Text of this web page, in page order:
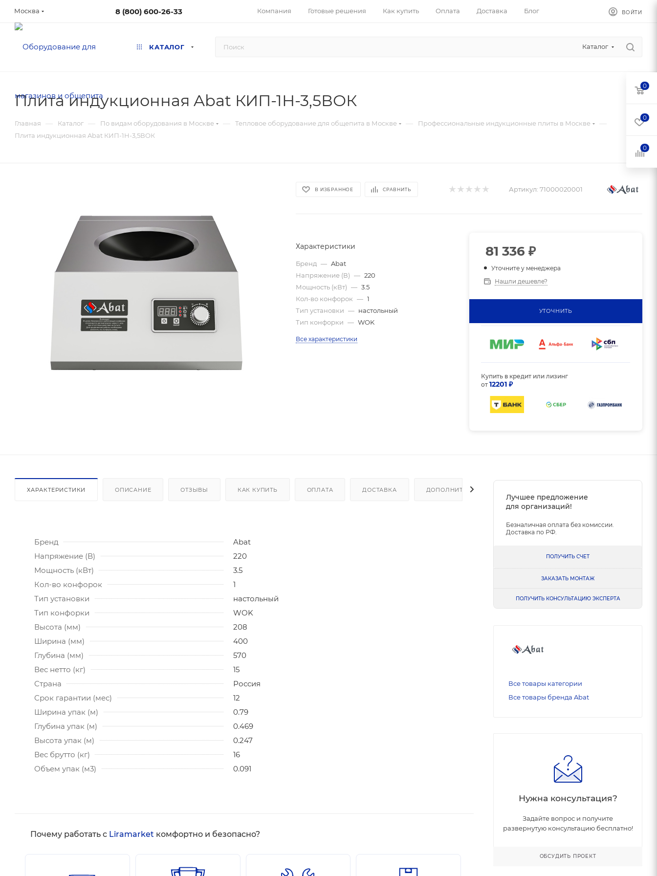
Москва 8 (800) 600-26-33 Компания Готовые решения Как купить Оплата Доставка Блог ВОЙТИ
КАТАЛОГ Каталог
Плита индукционная Abat КИП-1Н-3,5ВОК
Главная — Каталог — По видам оборудования в Москве — Тепловое оборудование для общепита в Москве — Профессиональные индукционные плиты в Москве —
Плита индукционная Abat КИП-1Н-3,5ВОК
В ИЗБРАННОЕ СРАВНИТЬ Артикул: 71000020001
Характеристики
Бренд — Abat
Напряжение (В) — 220
Мощность (кВт) — 3.5
Кол-во конфорок — 1
Тип установки — настольный
Тип конфорки — WOK
Все характеристики
81 336 ₽
Уточните у менеджера
Нашли дешевле?
УТОЧНИТЬ
Купить в кредит или лизинг
от12201 ₽
ХАРАКТЕРИСТИКИ ОПИСАНИЕ ОТЗЫВЫ КАК КУПИТЬ ОПЛАТА ДОСТАВКА ДОПОЛНИТЕЛЬНО
Бренд
Abat
Напряжение (В)
220
Мощность (кВт)
3.5
Кол-во конфорок
1
Тип установки
настольный
Тип конфорки
WOK
Высота (мм)
208
Ширина (мм)
400
Глубина (мм)
570
Вес нетто (кг)
15
Страна
Россия
Срок гарантии (мес)
12
Ширина упак (м)
0.79
Глубина упак (м)
0.469
Высота упак (м)
0.247
Вес брутто (кг)
16
Объем упак (м3)
0.091
Почему работать с Liramarket комфортно и безопасно?
Лучшее предложение
для организаций!
Безналичная оплата без комиссии.
Доставка по РФ.
ПОЛУЧИТЬ СЧЕТ
ЗАКАЗАТЬ МОНТАЖ
ПОЛУЧИТЬ КОНСУЛЬТАЦИЮ ЭКСПЕРТА
Все товары категории
Все товары бренда Abat
Нужна консультация?
Задайте вопрос и получите
развернутую консультацию бесплатно!
ОБСУДИТЬ ПРОЕКТ
0
0
0